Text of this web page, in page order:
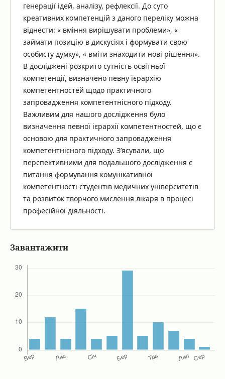
генерації ідей, аналізу, рефлексії. До суто
креативних компетенцій з даного переліку можна
віднести: « вміння вирішувати проблеми», «
займати позицію в дискусіях і формувати свою
особисту думку», « вміти знаходити нові рішення».
В досліджені розкрито сутність освітньої
компетенції, визначено певну ієрархію
компетентностей щодо практичного
запровадження компетентнісного підходу.
Важливим для нашого дослідження було
визначення певної ієрархії компетентностей, що є
основою для практичного запровадження
компетентнісного підходу. З’ясували, що
перспективними для подальшого дослідження є
питання формування комунікативної
компетентності студентів медичних університетів
та розвиток творчого мислення лікаря в процесі
професійної діяльності.
Завантажити